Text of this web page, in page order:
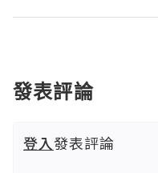
發表評論
登入發表評論